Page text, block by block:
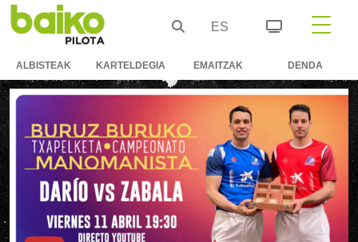
ES
ALBISTEAK KARTELDEGIA EMAITZAK DENDA